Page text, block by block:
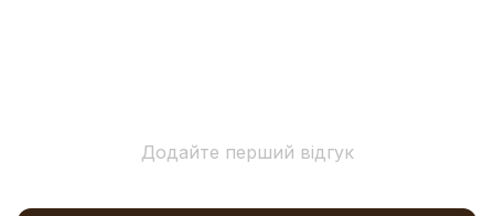
Додайте перший відгук